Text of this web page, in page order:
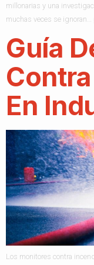
millonarias y una
muchas veces se ignoran…
Guía
En
Los monitores contra